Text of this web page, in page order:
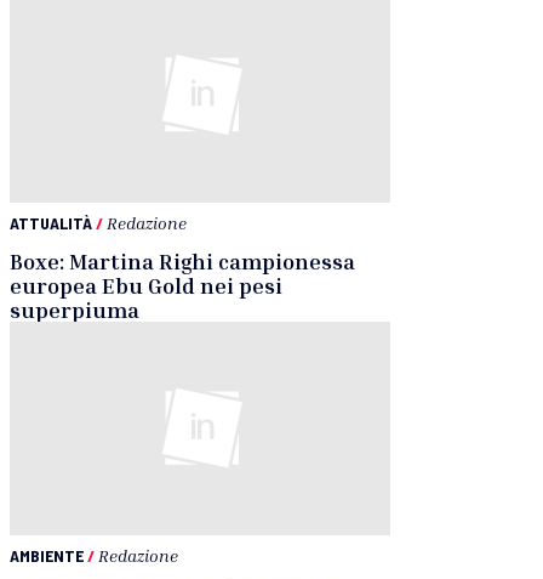
ATTUALITÀ/ Redazione
Boxe: Martina Righi campionessa
europea Ebu Gold nei pesi
superpiuma
AMBIENTE/ Redazione